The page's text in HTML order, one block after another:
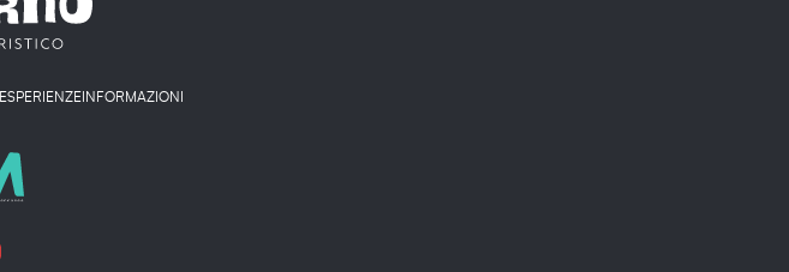
ESPERIENZEINFORMAZIONI